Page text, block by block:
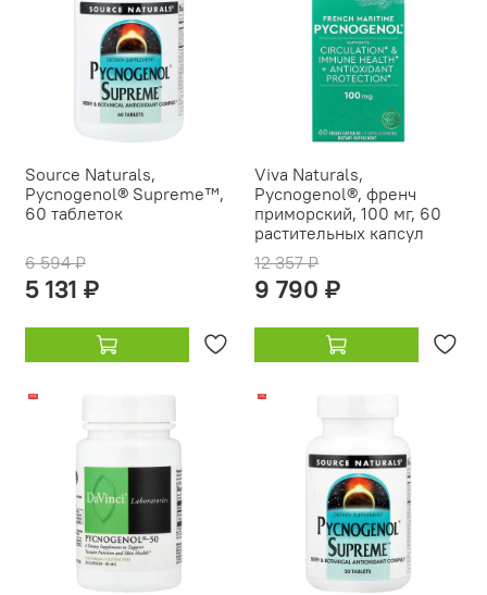
Source Naturals,
Pycnogenol® Supreme™,
60 таблеток
6 594 ₽
5 131 ₽
Viva Naturals,
Pycnogenol®, френч
приморский, 100 мг, 60
растительных капсул
12 357 ₽
9 790 ₽
-15% -17%